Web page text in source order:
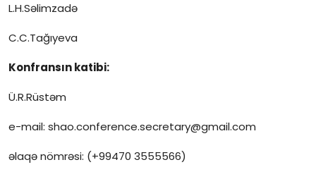
L.H.Səlimzadə
C.C.Tağıyeva
Konfransın katibi:
Ü.R.Rüstəm
e-mail: shao.conference.secretary@gmail.com
əlaqə nömrəsi: (+99470 3555566)